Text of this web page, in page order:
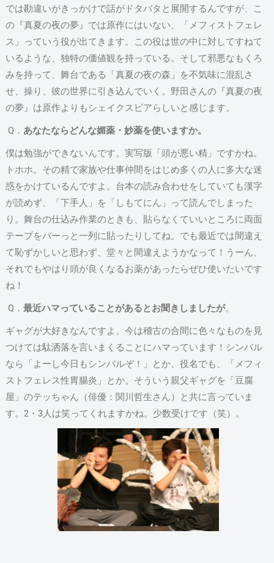
では勘違いがきっかけで話がドタバタと展開するんですが、こ
の『真夏の夜の夢』では原作にはいない、「メフィストフェレ
ス」っていう役が出てきます。この役は世の中に対してすねて
いるような、独特の価値観を持っている。そして邪悪なもくろ
みを持って、舞台である「真夏の夜の森」を不気味に混乱さ
せ、操り、彼の世界に引き込んでいく。野田さんの『真夏の夜
の夢』は原作よりもシェイクスピアらしいと感じます。
Q． あなたならどんな媚薬・妙薬を使いますか。
僕は勉強ができないんです。実写版「頭が悪い精」ですかね。
トホホ。その精で家族や仕事仲間をはじめ多くの人に多大な迷
惑をかけているんですよ。台本の読み合わせをしていても漢字
が読めず、「下手人」を「しもてにん」って読んでしまった
り。舞台の仕込み作業のときも、貼らなくていいところに両面
テープをバーっと一列に貼ったりしてね。でも最近では間違え
て恥ずかしいと思わず、堂々と間違えようかなって！うーん、
それでもやはり頭が良くなるお薬があったらぜひ使いたいです
ね！
Q． 最近ハマっていることがあるとお聞きしましたが。
ギャグが大好きなんですよ。今は稽古の合間に色々なものを見
つけては駄洒落を言いまくることにハマっています！シンバル
なら「よーし今日もシンバルぞ！」とか、役名でも、「メフィ
ストフェレス性胃腸炎」とか。そういう親父ギャグを「豆腐
屋」のテッちゃん（俳優：関川哲生さん）と共に言っていま
す。2・3人は笑ってくれますかね。少数受けです（笑）。